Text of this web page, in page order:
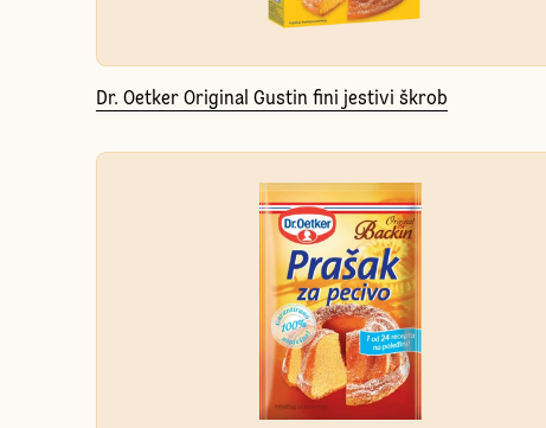
Dr. Oetker Original Gustin fini jestivi škrob